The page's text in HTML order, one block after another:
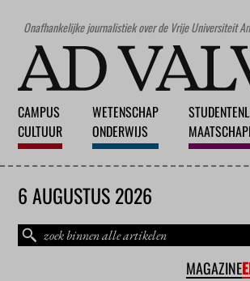
Onafhankelijke journalistiek over de Vrije Universiteit
CAMPUS
CULTUUR
WETENSCHAP
ONDERWIJS
6 AUGUSTUS 2026
MAGAZINE